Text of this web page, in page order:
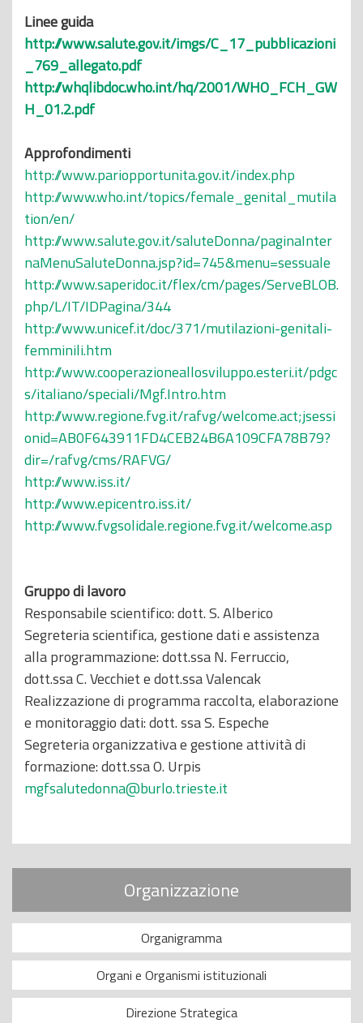
Linee guida
http://www.salute.gov.it/imgs/C_17_pubblicazioni
_769_allegato.pdf
http://whqlibdoc.who.int/hq/2001/WHO_FCH_GW
H_01.2.pdf
Approfondimenti
http://www.pariopportunita.gov.it/index.php
http://www.who.int/topics/female_genital_mutila
tion/en/
http://www.salute.gov.it/saluteDonna/paginaInter
naMenuSaluteDonna.jsp?id=745&menu=sessuale
http://www.saperidoc.it/flex/cm/pages/ServeBLOB.
php/L/IT/IDPagina/344
http://www.unicef.it/doc/371/mutilazioni-genitali-
femminili.htm
http://www.cooperazioneallosviluppo.esteri.it/pdgc
s/italiano/speciali/Mgf.Intro.htm
http://www.regione.fvg.it/rafvg/welcome.act;jsessi
onid=AB0F643911FD4CEB24B6A109CFA78B79?
dir=/rafvg/cms/RAFVG/
http://www.iss.it/
http://www.epicentro.iss.it/
http://www.fvgsolidale.regione.fvg.it/welcome.asp
Gruppo di lavoro
Responsabile scientifico: dott. S. Alberico
Segreteria scientifica, gestione dati e assistenza
alla programmazione: dott.ssa N. Ferruccio,
dott.ssa C. Vecchiet e dott.ssa Valencak
Realizzazione di programma raccolta, elaborazione
e monitoraggio dati: dott. ssa S. Espeche
Segreteria organizzativa e gestione attività di
formazione: dott.ssa O. Urpis
mgfsalutedonna@burlo.trieste.it
Organizzazione
Organigramma
Organi e Organismi istituzionali
Direzione Strategica